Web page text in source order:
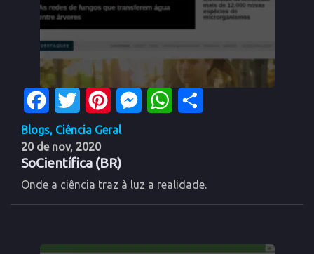
FacebookTwitter PinterestMessengerWhatsApp
Blogs, Ciência Geral
20 de nov, 2020
SoCientífica (BR)
Onde a ciência traz à luz a realidade.